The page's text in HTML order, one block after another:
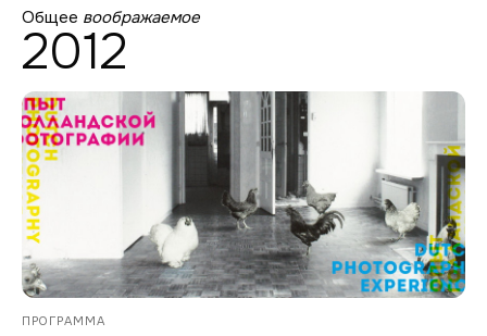
Общее воображаемое
2012
ПРОГРАММА